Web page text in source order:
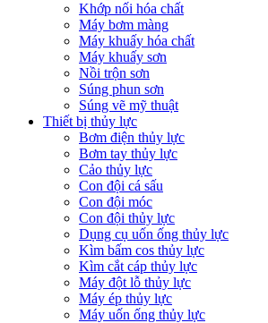
Khớp nối hóa chất
Máy bơm màng
Máy khuấy hóa chất
Máy khuấy sơn
Nồi trộn sơn
Súng phun sơn
Súng vẽ mỹ thuật
Thiết bị thủy lực
Bơm điện thủy lực
Bơm tay thủy lực
Cảo thủy lực
Con đội cá sấu
Con đội móc
Con đội thủy lực
Dụng cụ uốn ống thủy lực
Kìm bấm cos thủy lực
Kìm cắt cáp thủy lực
Máy đột lỗ thủy lực
Máy ép thủy lực
Máy uốn ống thủy lực